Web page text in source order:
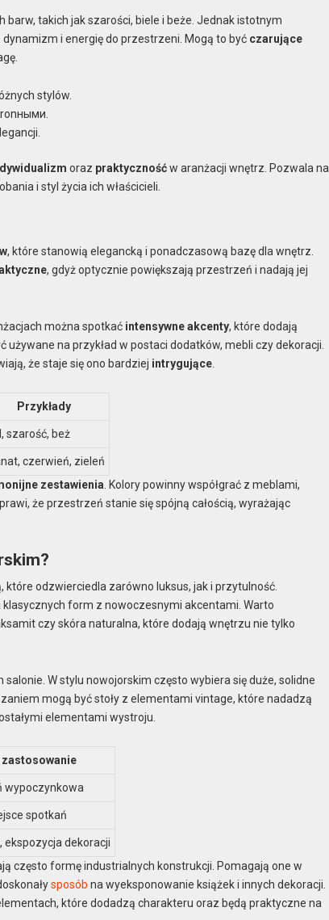
takich jak szarości, biele i beże. Jednak istotnym
i energię do przestrzeni. Mogą to być czarujące
stylów.
oraz praktycznośćw aranżacji wnętrz. Pozwala na
i styl życia ich właścicieli.
, które stanowią elegancką i ponadczasową bazę dla wnętrz.
, gdyż optycznie powiększają przestrzeń i nadają jej
można spotkać intensywne akcenty, które dodają
na przykład w postaci dodatków, mebli czy dekoracji.
że staje się ono bardziej intrygujące
Przykłady
szarość, beż
czerwień, zieleń
zestawienia . Kolory powinny współgrać z meblami,
że przestrzeń stanie się spójną całością, wyrażając
odzwierciedla zarówno luksus, jak i przytulność.
klasycznych form z nowoczesnymi akcentami. Warto
czy skóra naturalna, które dodają wnętrzu nie tylko
W stylu nowojorskim często wybiera się duże, solidne
mogą być stoły z elementami vintage, które nadadzą
elementami wystroju.
zastosowanie
wypoczynkowa
spotkań
ekspozycja dekoracji
często formę industrialnych konstrukcji. Pomagają one w
sposób na wyeksponowanie książek i innych dekoracji.
które dodadzą charakteru oraz będą praktyczne na